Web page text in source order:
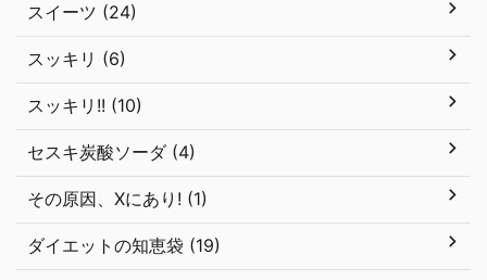
スイーツ (24)
スッキリ (6)
スッキリ!! (10)
セスキ炭酸ソーダ (4)
その原因、Xにあり! (1)
ダイエットの知恵袋 (19)